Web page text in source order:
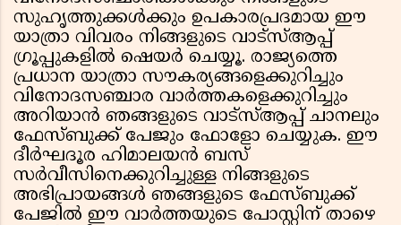
സുഹൃത്തുക്കൾക്കും ഉപകാരപ്രദമായ ഈ
യാത്രാ വിവരം നിങ്ങളുടെ വാട്സ്ആപ്പ്
ഗ്രൂപ്പുകളിൽ ഷെയർ ചെയ്യൂ. രാജ്യത്തെ
പ്രധാന യാത്രാ സൗകര്യങ്ങളെക്കുറിച്ചും
വിനോദസഞ്ചാര വാർത്തകളെക്കുറിച്ചും
അറിയാൻ ഞങ്ങളുടെ വാട്സ്ആപ്പ് ചാനലും
ഫേസ്ബുക്ക് പേജും ഫോളോ ചെയ്യുക. ഈ
ദീർഘദൂര ഹിമാലയൻ ബസ്
സർവീസിനെക്കുറിച്ചുള്ള നിങ്ങളുടെ
അഭിപ്രായങ്ങൾ ഞങ്ങളുടെ ഫേസ്ബുക്ക്
പേജിൽ ഈ വാർത്തയുടെ പോസ്റ്റിന് താഴെ